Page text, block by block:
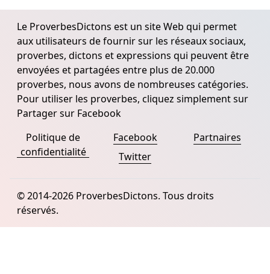
Le ProverbesDictons est un site Web qui permet
aux utilisateurs de fournir sur les réseaux sociaux,
proverbes, dictons et expressions qui peuvent être
envoyées et partagées entre plus de 20.000
proverbes, nous avons de nombreuses catégories.
Pour utiliser les proverbes, cliquez simplement sur
Partager sur Facebook
Politique de
confidentialité
Facebook
Twitter
Partnaires
© 2014-2026 ProverbesDictons. Tous droits
réservés.